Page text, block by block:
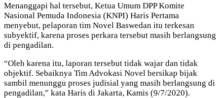
Menanggapi hal tersebut, Ketua Umum DPP Komite
Nasional Pemuda Indonesia (KNPI) Haris Pertama
menyebut, pelaporan tim Novel Baswedan itu terkesan
subyektif, karena proses perkara tersebut masih berlangsung
di pengadilan.
“Oleh karena itu, laporan tersebut tidak wajar dan tidak
objektif. Sebaiknya Tim Advokasi Novel bersikap bijak
sambil menunggu proses judisial yang masih berlangsung di
pengadilan,” kata Haris di Jakarta, Kamis (9/7/2020).